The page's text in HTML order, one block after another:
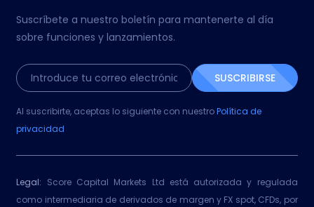
Suscríbete a nuestro boletín para mantenerte al día
sobre funciones y lanzamientos.
SUSCRIBIRSE
Al suscribirte, aceptas lo siguiente con nuestroPolítica de
privacidad
Legal: Score Capital Markets Ltd está autorizada y regulada
como intermediaria de derivados de margen y FX spot, CFDs, por